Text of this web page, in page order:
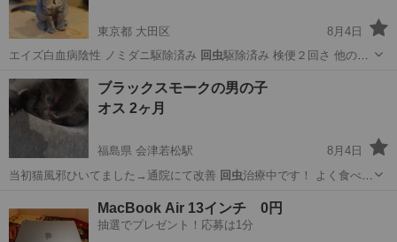
東京都 大田区
8月4日
エイズ白血病陰性 ノミダニ駆除済み 回虫駆除済み 検便２回さ 他の猫
東京 大田区
ブラックスモークの男の子
オス 2ヶ月
福島県 会津若松駅
8月4日
当初猫風邪ひいてました→通院にて改善 回虫治療中です！ よく食べ元
ブラックスモーク
MacBook Air 13インチ 0円
抽選でプレゼント！応募は1分